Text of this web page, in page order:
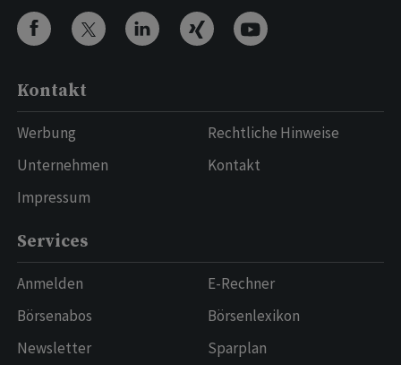
Kontakt
Werbung
Unternehmen
Impressum
Rechtliche Hinweise
Kontakt
Services
Anmelden
Börsenabos
Newsletter
E-Rechner
Börsenlexikon
Sparplan